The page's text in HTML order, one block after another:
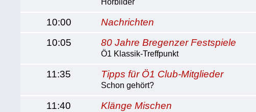
Hörbilder
10:00
Nachrichten
10:05
80 Jahre Bregenzer Festspiele
Ö1 Klassik-Treffpunkt
11:35 Tipps für Ö1 Club-Mitglieder
Schon gehört?
11:40 Klänge Mischen